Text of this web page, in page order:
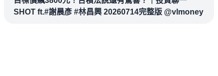
SHOT ft.#謝晨彥 #林昌興 20260714完整版 @vlmoney